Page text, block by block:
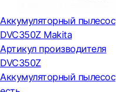
Аккумуляторный пылесос
DVC350Z Makita
Артикул производителя
DVC350Z
Аккумуляторный пылесос